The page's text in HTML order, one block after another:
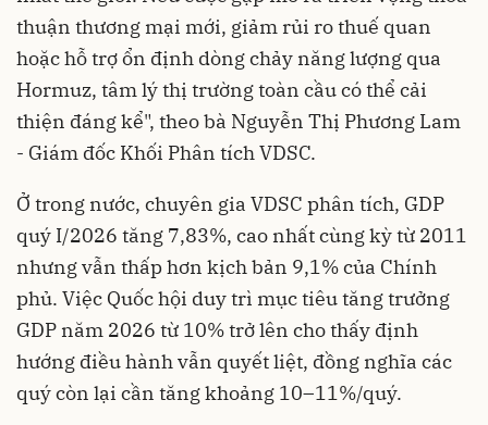
thuận thương mại mới, giảm rủi ro thuế quan
hoặc hỗ trợ ổn định dòng chảy năng lượng qua
Hormuz, tâm lý thị trường toàn cầu có thể cải
thiện đáng kể", theo bà Nguyễn Thị Phương Lam
- Giám đốc Khối Phân tích VDSC.
Ở trong nước, chuyên gia VDSC phân tích, GDP
quý I/2026 tăng 7,83%, cao nhất cùng kỳ từ 2011
nhưng vẫn thấp hơn kịch bản 9,1% của Chính
phủ. Việc Quốc hội duy trì mục tiêu tăng trưởng
GDP năm 2026 từ 10% trở lên cho thấy định
hướng điều hành vẫn quyết liệt, đồng nghĩa các
quý còn lại cần tăng khoảng 10–11%/quý.